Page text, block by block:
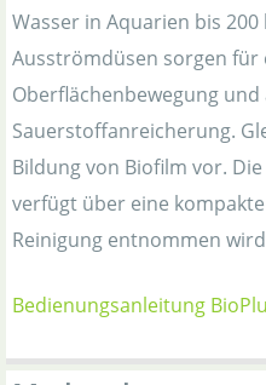
Wasser in Aquarien bis
Ausströmdüsen sorgen für
Oberflächenbewegung
Sauerstoffanreicherung.
Bildung von Biofilm vor.
verfügt über eine
Reinigung entnommen
Bedienungsanleitung